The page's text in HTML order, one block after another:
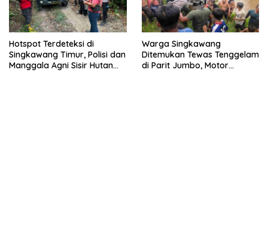
Hotspot Terdeteksi di
Singkawang Timur, Polisi dan
Manggala Agni Sisir Hutan
Warga Singkawang
Ditemukan Tewas Tenggelam
di Parit Jumbo, Motor